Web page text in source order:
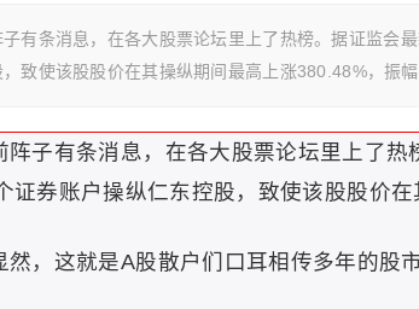
子有条消息，在各大股票论坛里上了热榜。据证监会
，致使该股股价在其操纵期间最高上涨380.48%，振
阵子有条消息，在各大股票论坛里上了
证券账户操纵仁东控股，致使该股股价
然，这就是A股散户们口耳相传多年的股市